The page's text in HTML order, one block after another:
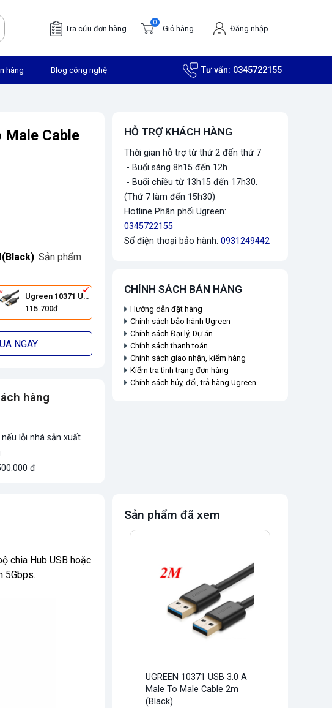
Tra cứu đơn hàng
0
Giỏ hàng Đăng nhập
hàng Blog công nghệ Tư vấn: 0345722155
Male Cable
. Sản phẩm
Ugreen 10371 USB 3.0 2M(Black)
115.700đ
NGAY
hàng
lỗi nhà sản xuất
đ
HỖ TRỢ KHÁCH HÀNG
Thời gian hỗ trợ từ thứ 2 đến thứ 7
- Buổi sáng 8h15 đến 12h
- Buổi chiều từ 13h15 đến 17h30.
(Thứ 7 làm đến 15h30)
Hotline Phân phối Ugreen:
0345722155
Số điện thoại bảo hành: 0931249442
CHÍNH SÁCH BÁN HÀNG
Hướng dẫn đặt hàng
Chính sách bảo hành Ugreen
Chính sách Đại lý, Dự án
Chính sách thanh toán
Chính sách giao nhận, kiểm hàng
Kiểm tra tình trạng đơn hàng
Chính sách hủy, đổi, trả hàng Ugreen
chia Hub USB hoặc
5Gbps.
Sản phẩm đã xem
UGREEN 10371 USB 3.0 A
Male To Male Cable 2m
(Black)